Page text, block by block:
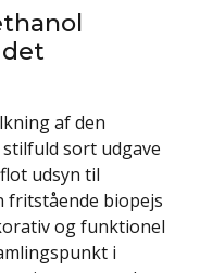
af den
sort udgave
udsyn til
fritstående biopejs
og funktionel
i